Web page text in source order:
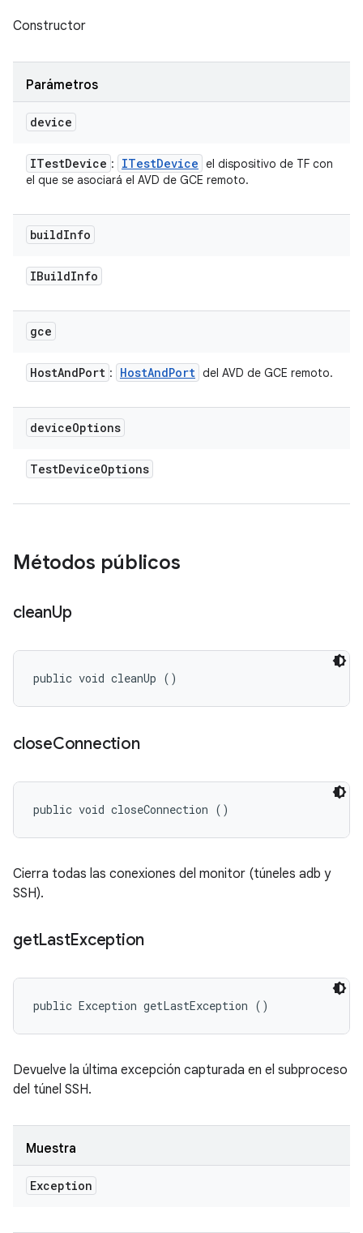
Constructor
Parámetros
device
ITestDevice : ITestDevice el dispositivo de TF con
el que se asociará el AVD de GCE remoto.
buildInfo
IBuildInfo
gce
HostAndPort : HostAndPort del AVD de GCE remoto.
deviceOptions
TestDeviceOptions
Métodos públicos
cleanUp
public void cleanUp ()
closeConnection
public void closeConnection ()
Cierra todas las conexiones del monitor (túneles adb y
SSH).
getLastException
public Exception getLastException ()
Devuelve la última excepción capturada en el subproceso
del túnel SSH.
Muestra
Exception